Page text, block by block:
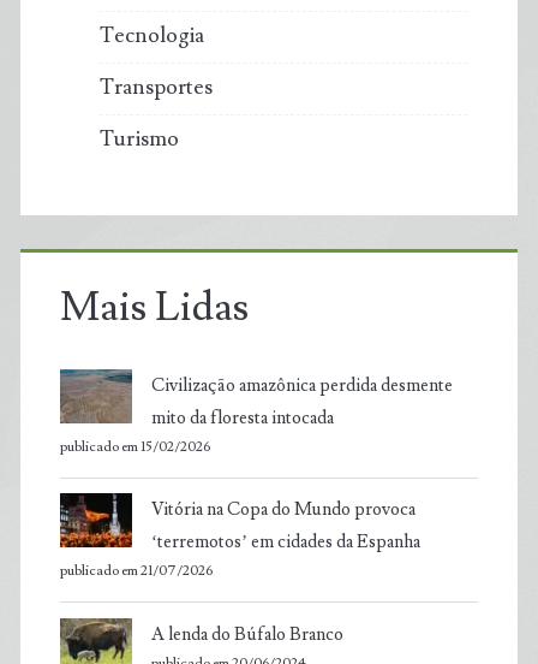
Tecnologia
Transportes
Turismo
Mais Lidas
Civilização amazônica perdida desmente
mito da floresta intocada
publicado em 15/02/2026
Vitória na Copa do Mundo provoca
‘terremotos’ em cidades da Espanha
publicado em 21/07/2026
A lenda do Búfalo Branco